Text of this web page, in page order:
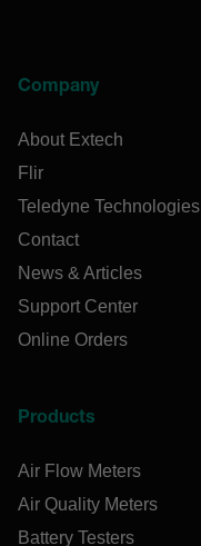
Company
About Extech
Flir
Teledyne Technologies
Contact
News & Articles
Support Center
Online Orders
Products
Air Flow Meters
Air Quality Meters
Battery Testers